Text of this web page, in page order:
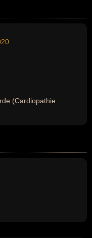
(Cardiopathie